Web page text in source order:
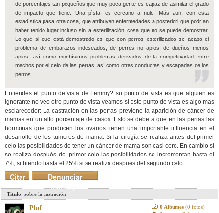
de porcentajes tan pequeños que muy poca gente es capaz de asimilar el grado
de impacto que tiene. Una pìsta: es cercano a nulo. Más aun, con esta
estadística pasa otra cosa, que atribuyen enfermedades a posteriori que podrían
haber tenido lugar incluso sin la esterilización, cosa que no se puede demostrar.
Lo que si que está demostrado es que con perros esterilizados se acaba el
problema de embarazos indeseados, de perros no aptos, de dueños menos
aptos, así como muchísimos problemas derivados de la competitividad entre
machos por el celo de las perras, así como otras conductas y escapadas de los
perros.
Entiendes el punto de vista de Lemmy? su punto de vista es que alguien es
ignorante no veo otro punto de vista veamos si este punto de vista es algo mas
esclarecedor:-La castración en las perras previene la aparición de cáncer de
mamas en un alto porcentaje de casos. Esto se debe a que en las perras las
hormonas que producen los ovarios tienen una importante influencia en el
desarrollo de los tumores de mama.-Si la cirugía se realiza antes del primer
celo las posibilidades de tener un cáncer de mama son casi cero. En cambio si
se realiza después del primer celo las posibilidades se incrementan hasta el
7%, subiendo hasta el 25% si se realiza después del segundo celo.
Denunciar
mensaje
Citar
Titulo: sobre la castración
Plof 0 Albumes (0 fotos)